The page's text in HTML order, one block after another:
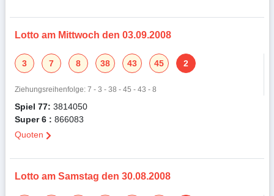
Lotto am Mittwoch den 03.09.2008
3 7 8 38 43 45 2
Ziehungsreihenfolge: 7 - 3 - 38 - 45 - 43 - 8
Spiel 77: 3814050
Super 6 : 866083
Quoten
Lotto am Samstag den 30.08.2008